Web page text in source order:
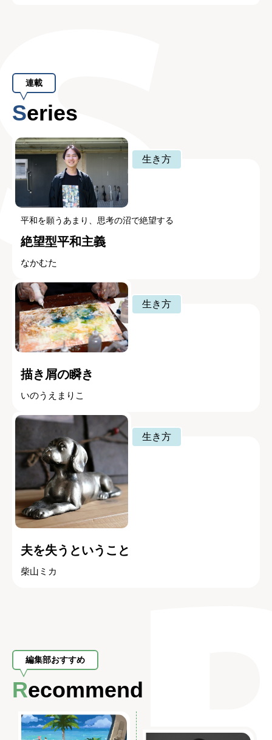
連載
Series
生き方
平和を願うあまり、思考の沼で絶望する
絶望型平和主義
なかむた
生き方
描き屑の瞬き
いのうえまりこ
生き方
夫を失うということ
柴山ミカ
編集部おすすめ
Recommend